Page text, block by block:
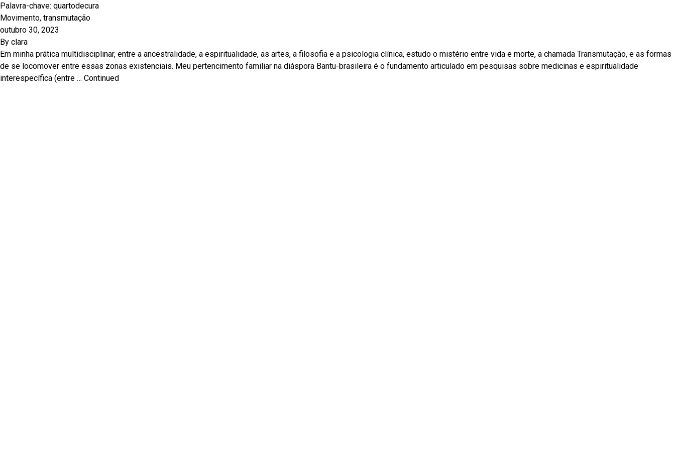
Palavra-chave: quartodecura
Movimento, transmutação
outubro 30, 2023
By clara
Em minha prática multidisciplinar, entre a ancestralidade, a espiritualidade, as artes, a filosofia e a psicologia clínica, estudo o mistério entre vida e morte, a chamada Transmutação, e as formas
de se locomover entre essas zonas existenciais. Meu pertencimento familiar na diáspora Bantu-brasileira é o fundamento articulado em pesquisas sobre medicinas e espiritualidade
interespecífica (entre … Continued